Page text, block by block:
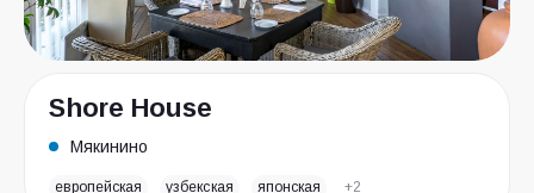
Shore House
Мякинино
европейская узбекская японская +2